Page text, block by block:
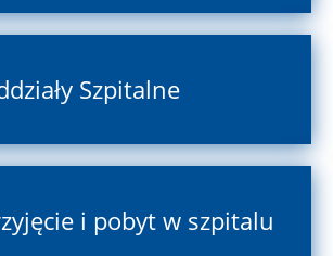
Szpitalne
i pobyt w szpitalu